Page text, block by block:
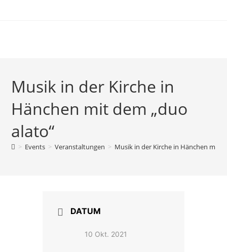
Musik in der Kirche in
Hänchen mit dem „duo
alato“
> Events > Veranstaltungen > Musik in der Kirche in Hänchen mit
DATUM
10 Okt. 2021